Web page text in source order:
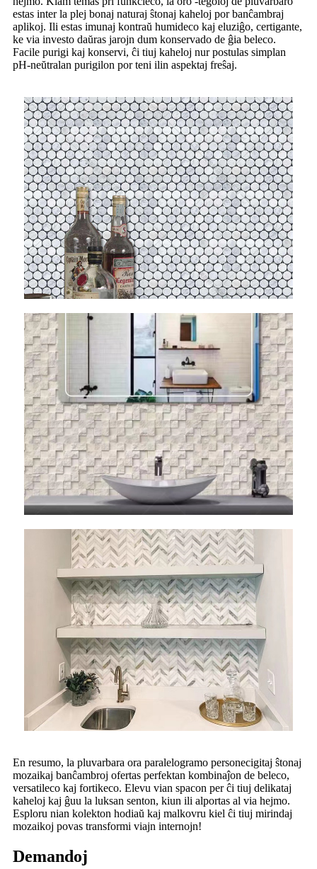
estas inter la plej bonaj naturaj ŝtonaj kaheloj por banĉambraj
aplikoj. Ili estas imunaj kontraŭ humideco kaj eluziĝo, certigante,
ke via investo daŭras jarojn dum konservado de ĝia beleco.
Facile purigi kaj konservi, ĉi tiuj kaheloj nur postulas simplan
pH-neŭtralan purigilon por teni ilin aspektaj freŝaj.
En resumo, la pluvarbara ora paralelogramo personecigitaj ŝtonaj
mozaikaj banĉambroj ofertas perfektan kombinaĵon de beleco,
versatileco kaj fortikeco. Elevu vian spacon per ĉi tiuj delikataj
kaheloj kaj ĝuu la luksan senton, kiun ili alportas al via hejmo.
Esploru nian kolekton hodiaŭ kaj malkovru kiel ĉi tiuj mirindaj
mozaikoj povas transformi viajn internojn!
Demandoj